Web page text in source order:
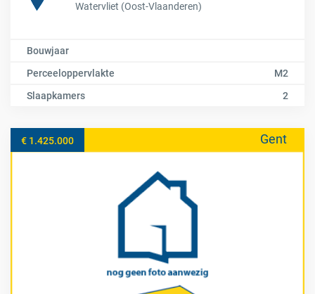
Watervliet (Oost-Vlaanderen)
Bouwjaar
Perceeloppervlakte
M2
Slaapkamers
2
€ 1.425.000 Gent